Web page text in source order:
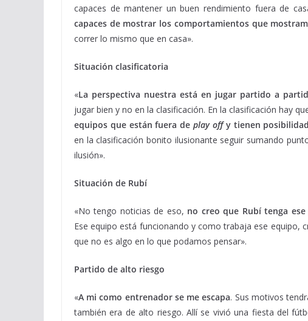
capaces de mantener un buen rendimiento fuera de
capaces de mostrar los comportamientos que
correr lo mismo que en casa».
Situación clasificatoria
«La perspectiva nuestra está en jugar partido a
jugar bien y no en la clasificación. En la clasificación hay
equipos que están fuera deplay offy tienen
en la clasificación bonito ilusionante seguir sumando
ilusión».
Situación de Rubí
«No tengo noticias de eso, no creo que Rubí tenga
Ese equipo está funcionando y como trabaja ese equipo,
que no es algo en lo que podamos pensar».
Partido de alto riesgo
«A mi como entrenador se me escapa. Sus motivos
también era de alto riesgo. Allí se vivió una fiesta del